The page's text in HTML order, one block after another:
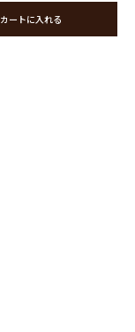
カートに入れる